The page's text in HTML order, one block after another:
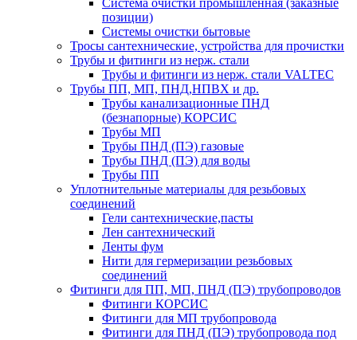
Система очистки промышленная (заказные
позиции)
Системы очистки бытовые
Тросы сантехнические, устройства для прочистки
Трубы и фитинги из нерж. стали
Трубы и фитинги из нерж. стали VALTEC
Трубы ПП, МП, ПНД,НПВХ и др.
Трубы канализационные ПНД
(безнапорные) КОРСИС
Трубы МП
Трубы ПНД (ПЭ) газовые
Трубы ПНД (ПЭ) для воды
Трубы ПП
Уплотнительные материалы для резьбовых
соединений
Гели сантехнические,пасты
Лен сантехнический
Ленты фум
Нити для гермеризации резьбовых
соединений
Фитинги для ПП, МП, ПНД (ПЭ) трубопроводов
Фитинги КОРСИС
Фитинги для МП трубопровода
Фитинги для ПНД (ПЭ) трубопровода под